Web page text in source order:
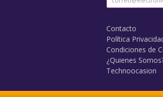
Contacto
Política
Condiciones de
¿Quienes
Technoocasion